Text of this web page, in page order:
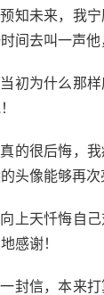
知未来，我
间去叫一声
初为什么那
的很后悔，
头像能够再
上天忏悔自
感谢！
封信，本来